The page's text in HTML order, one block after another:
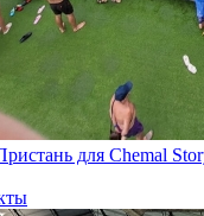
для Chemal